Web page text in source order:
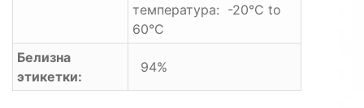
температура: -20°C to
60°C
Белизна
этикетки:
94%